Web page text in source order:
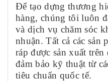
Để tạo dựng thương
hàng, chúng tôi luôn
và dịch vụ chăm sóc
nhuận. Tất cả các sản
ráp được sản xuất
đảm bảo kỹ thuật từ
tiêu chuẩn quốc tế.